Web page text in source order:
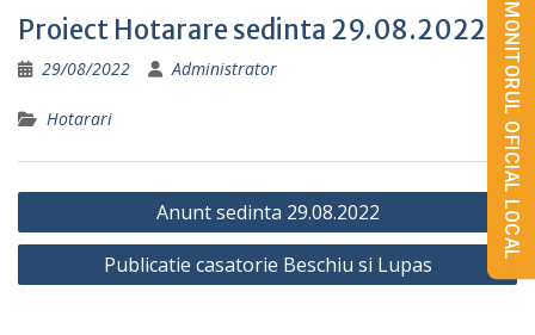
Proiect Hotarare sedinta 29.08.2022
29/08/2022 Administrator
Hotarari
Navigare
în
Anunt sedinta 29.08.2022
Publicatie casatorie Beschiu si Lupas
MONITORUL OFICIAL LOCAL